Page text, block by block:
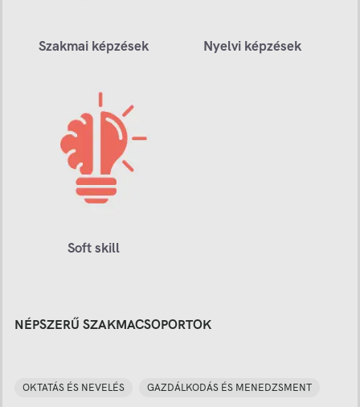
Szakmai képzések Nyelvi képzések
Soft skill
NÉPSZERŰ SZAKMACSOPORTOK
OKTATÁS ÉS NEVELÉS GAZDÁLKODÁS ÉS MENEDZSMENT